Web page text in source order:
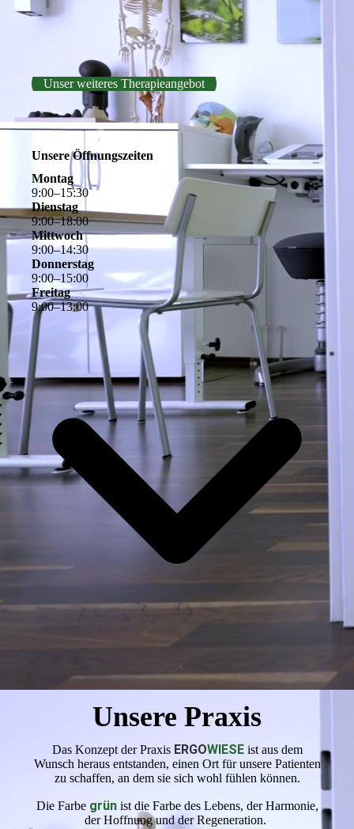
Unser weiteres Therapieangebot
Unsere Öffnungszeiten
Montag
9:00–15:30
Dienstag
9:00–18:00
Mittwoch
9:00–14:30
Donnerstag
9:00–15:00
Freitag
9:00–13:00
Unsere Praxis
Das Konzept der Praxis ERGOWIESE ist aus dem
Wunsch heraus entstanden, einen Ort für unsere Patienten
zu schaffen, an dem sie sich wohl fühlen können.
Die Farbe grünist die Farbe des Lebens, der Harmonie,
der Hoffnung und der Regeneration.